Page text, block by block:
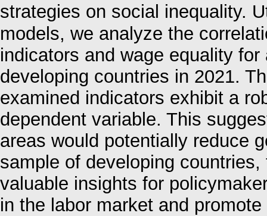
strategies on social inequality.
models, we analyze the
indicators and wage equality
developing countries in 2021.
examined indicators exhibit a
dependent variable. This
areas would potentially reduce
sample of developing
valuable insights for
in the labor market and